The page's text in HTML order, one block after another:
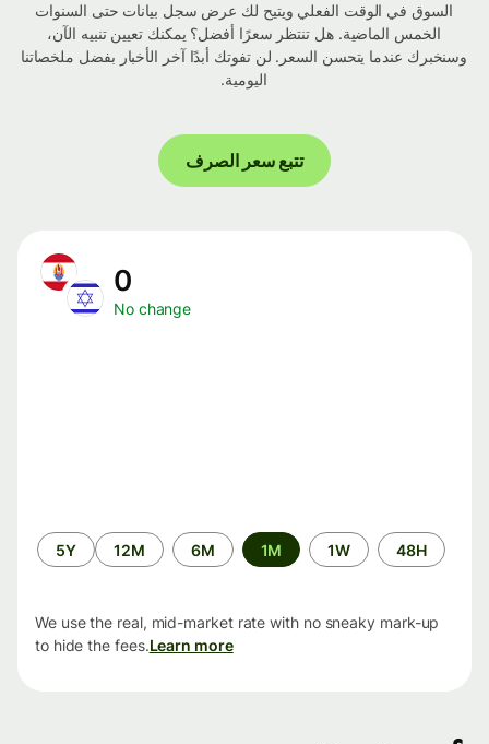
السوق في الوقت الفعلي ويتيح لك عرض سجل بيانات حتى السنوات
الخمس الماضية. هل تنتظر سعرًا أفضل؟ يمكنك تعيين تنبيه الآن،
وسنخبرك عندما يتحسن السعر. لن تفوتك أبدًا آخر الأخبار بفضل ملخصاتنا
اليومية.
تتبع سعر الصرف
No change
الفترة
الزمنية
48H
1W
1M
6M
12M
5Y
We use the real, mid-market rate with no sneaky mark-up
to hide the fees.Learn more